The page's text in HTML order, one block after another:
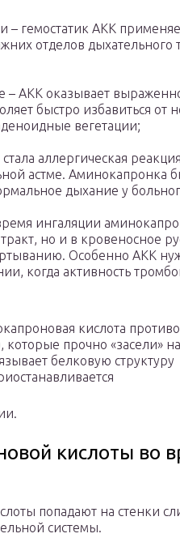
гемостатик АКК
отделов дыхательного
– АКК оказывает
быстро избавиться от
вегетации;
аллергическая
астме. Аминокапронка
дыхание у
ингаляции
но и в кровеносное
Особенно АКК
когда активность
кислота
прочно «засели»
белковую структуру
кислоты во
попадают на стенки
системы.